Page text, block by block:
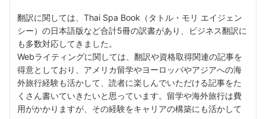
翻訳に関しては、Thai Spa Book（タトル・モリ エイジェン
シー）の日本語版など合計5冊の訳書があり、ビジネス翻訳に
も多数対応してきました。
Webライティングに関しては、翻訳や資格取得関連の記事を
得意としており、アメリカ留学やヨーロッパやアジアへの海
外旅行経験も活かして、読者に楽しんでいただける記事をた
くさん書いていきたいと思っています。留学や海外旅行は費
用がかかりますが、その経験をキャリアの構築にも活かして